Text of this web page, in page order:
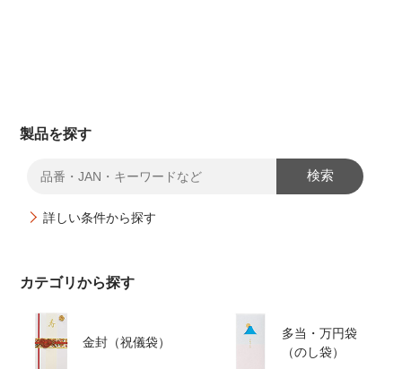
製品を探す
検索
詳しい条件から探す
カテゴリから探す
金封（祝儀袋）
多当・万円袋
（のし袋）